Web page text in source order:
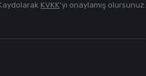
KVKK'yı onaylamış olursunuz.